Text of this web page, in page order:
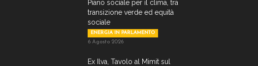
Piano sociale per il clima, tra
transizione verde ed equità
sociale
ENERGIA IN PARLAMENTO
6 Agosto 2026
Ex Ilva, Tavolo al Mimit sul